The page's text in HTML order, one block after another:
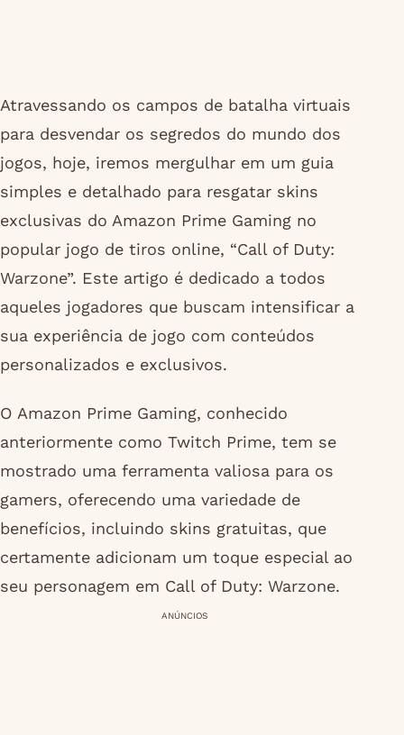
Atravessando os campos de batalha virtuais
para desvendar os segredos do mundo dos
jogos, hoje, iremos mergulhar em um guia
simples e detalhado para resgatar skins
exclusivas do Amazon Prime Gaming no
popular jogo de tiros online, “Call of Duty:
Warzone”. Este artigo é dedicado a todos
aqueles jogadores que buscam intensificar a
sua experiência de jogo com conteúdos
personalizados e exclusivos.
O Amazon Prime Gaming, conhecido
anteriormente como Twitch Prime, tem se
mostrado uma ferramenta valiosa para os
gamers, oferecendo uma variedade de
benefícios, incluindo skins gratuitas, que
certamente adicionam um toque especial ao
seu personagem em Call of Duty: Warzone.
ANÚNCIOS